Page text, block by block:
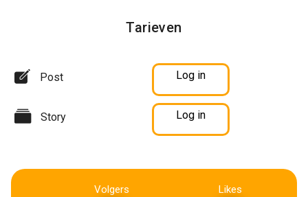
Tarieven
Post Log in
Story Log in
Volgers Likes